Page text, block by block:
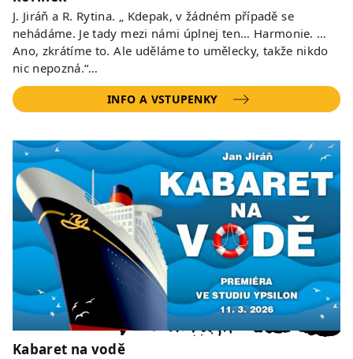
J. Jiráň a R. Rytina. „ Kdepak, v žádném případě se
nehádáme. Je tady mezi námi úplnej ten… Harmonie. …
Ano, zkrátíme to. Ale uděláme to umělecky, takže nikdo
nic nepozná.“…
INFO A VSTUPENKY
Kabaret na vodě